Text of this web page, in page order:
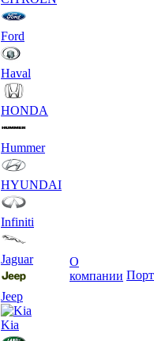
Ford
Haval
HONDA
Hummer
HYUNDAI
Infiniti
Jaguar
Jeep
Kia
О
компании